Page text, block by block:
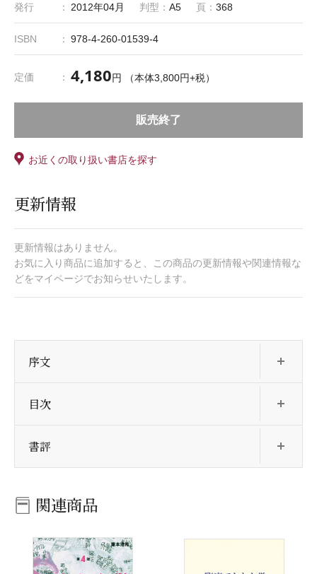
発行 2012年04月 判型： A5 頁： 368
ISBN 978-4-260-01539-4
定価 4,180円 （本体3,800円+税）
販売終了
お近くの取り扱い書店を探す
更新情報
更新情報はありません。
お気に入り商品に追加すると、この商品の更新情報や関連情報な
どをマイページでお知らせいたします。
序文
目次
書評
関連商品